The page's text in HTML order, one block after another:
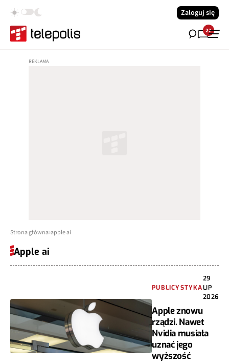
Zaloguj się
22
Strona główna apple ai
Apple ai
PUBLICYSTYKA
29
LIP
2026
Apple znowu
rządzi. Nawet
Nvidia musiała
uznać jego
wyższość